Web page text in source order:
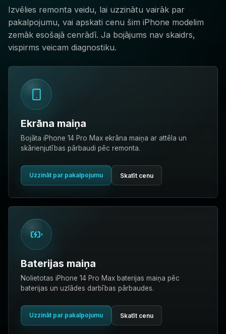
Izvēlies remonta veidu, lai uzzinātu vairāk par
pakalpojumu, vai apskati cenu šim iPhone modelim
zemāk esošajā cenrādī. Ja bojājums nav skaidrs,
vispirms veicam diagnostiku.
Ekrāna maiņa
Bojāta iPhone 14 Pro Max ekrāna maiņa ar attēla un
skārienjutības pārbaudi pēc remonta.
Uzzināt par pakalpojumu Skatīt cenu
Baterijas maiņa
Nolietotas iPhone 14 Pro Max baterijas maiņa pēc
baterijas un uzlādes darbības pārbaudes.
Uzzināt par pakalpojumu Skatīt cenu